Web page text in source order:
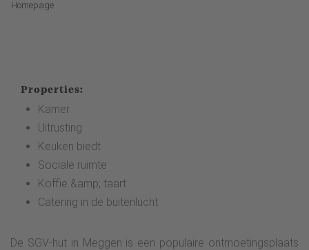
Homepage
Properties:
Kamer
Uitrusting
Keuken biedt
Sociale ruimte
Koffie &amp; taart
Catering in de buitenlucht
De SGV-hut in Meggen is een populaire ontmoetingsplaats